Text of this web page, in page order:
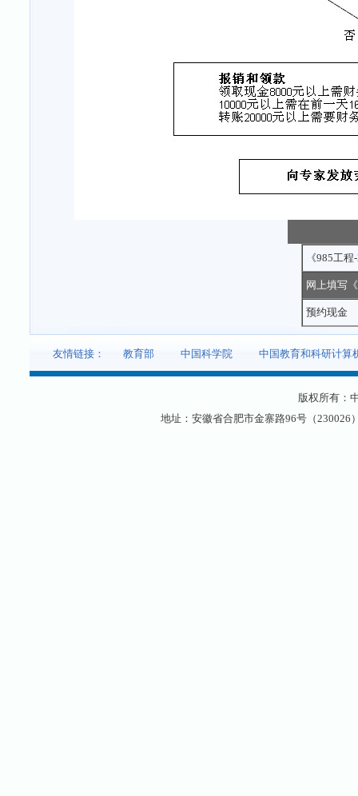
《985工
网上填写
预约现金
友情链接： 教育部 中国科学院 中国教育和科研计算
版权所有：
地址：安徽省合肥市金寨路96号（230026